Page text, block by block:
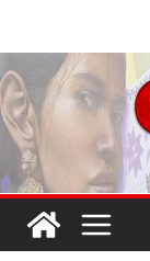
contenido